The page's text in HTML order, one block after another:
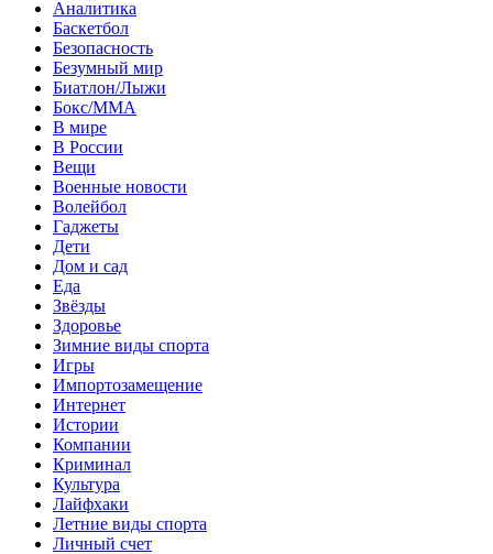
Аналитика
Баскетбол
Безопасность
Безумный мир
Биатлон/Лыжи
Бокс/MMA
В мире
В России
Вещи
Военные новости
Волейбол
Гаджеты
Дети
Дом и сад
Еда
Звёзды
Здоровье
Зимние виды спорта
Игры
Импортозамещение
Интернет
Истории
Компании
Криминал
Культура
Лайфхаки
Летние виды спорта
Личный счет